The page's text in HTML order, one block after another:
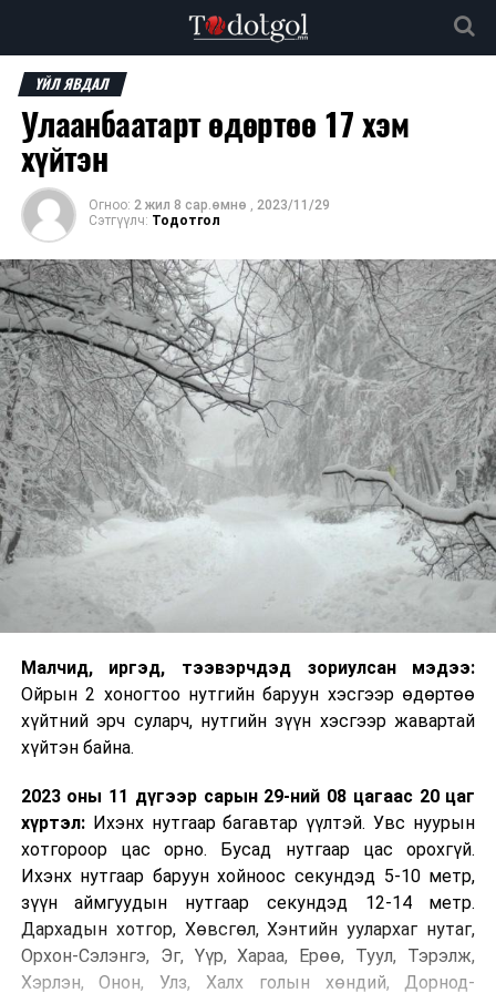
ҮЙЛ ЯВДАЛ
Улаанбаатарт өдөртөө 17 хэм
хүйтэн
Огноо: 2 жил 8 сар.өмнө , 2023/11/29
Сэтгүүлч: Тодотгол
Малч­ид, иргэд, тээвэрчдэд зориулсан мэдээ:
Ойрын 2 хоногтоо нутгийн баруун хэсгээр өдөртөө
хүйтний эрч суларч, нутгийн зүүн хэсгээр жавартай
хүйтэн байна.
2023 оны 11 дүгээр сарын 29-ний 08 цагаас 20 цаг
хүртэл:Ихэнх нутгаар багавтар үүлтэй. Увс нуурын
хотгороор цас орно. Бусад нутгаар цас орохгүй.
Ихэнх нутгаар баруун хойноос секундэд 5-10 метр,
зүүн аймгуудын нутгаар секундэд 12-14 метр.
Дархадын хотгор, Хөвсгөл, Хэнтийн уулархаг нутаг,
Орхон-Сэлэнгэ, Эг, Үүр, Хараа, Ерөө, Туул, Тэрэлж,
Хэрлэн, Онон, Улз, Халх голын хөндий, Дорнод-